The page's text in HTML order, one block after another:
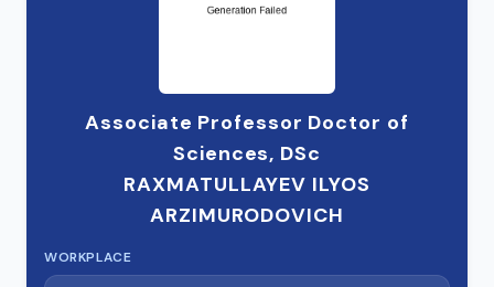
Associate Professor Doctor of
Sciences, DSc
RAXMATULLAYEV ILYOS
ARZIMURODOVICH
WORKPLACE